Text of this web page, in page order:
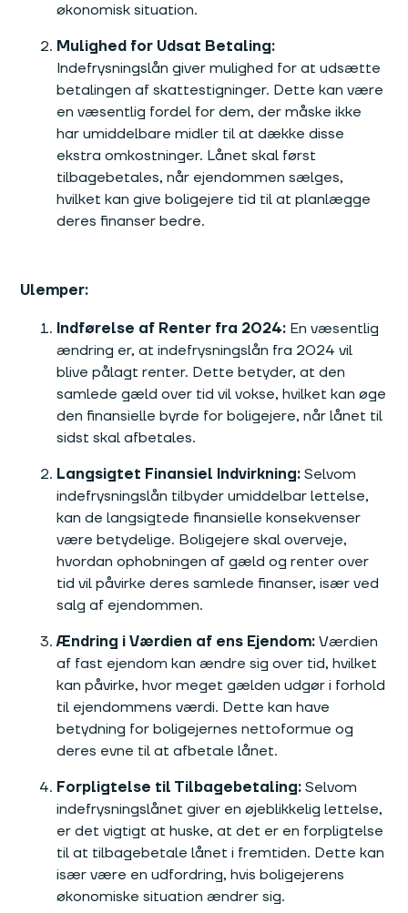
økonomisk situation.
Mulighed for Udsat Betaling:
Indefrysningslån giver mulighed for at udsætte
betalingen af skattestigninger. Dette kan være
en væsentlig fordel for dem, der måske ikke
har umiddelbare midler til at dække disse
ekstra omkostninger. Lånet skal først
tilbagebetales, når ejendommen sælges,
hvilket kan give boligejere tid til at planlægge
deres finanser bedre.
Ulemper:
Indførelse af Renter fra 2024: En væsentlig
ændring er, at indefrysningslån fra 2024 vil
blive pålagt renter. Dette betyder, at den
samlede gæld over tid vil vokse, hvilket kan øge
den finansielle byrde for boligejere, når lånet til
sidst skal afbetales.
Langsigtet Finansiel Indvirkning:Selvom
indefrysningslån tilbyder umiddelbar lettelse,
kan de langsigtede finansielle konsekvenser
være betydelige. Boligejere skal overveje,
hvordan ophobningen af gæld og renter over
tid vil påvirke deres samlede finanser, især ved
salg af ejendommen.
Ændring i Værdien af ens Ejendom:Værdien
af fast ejendom kan ændre sig over tid, hvilket
kan påvirke, hvor meget gælden udgør i forhold
til ejendommens værdi. Dette kan have
betydning for boligejernes nettoformue og
deres evne til at afbetale lånet.
Forpligtelse til Tilbagebetaling: Selvom
indefrysningslånet giver en øjeblikkelig lettelse,
er det vigtigt at huske, at det er en forpligtelse
til at tilbagebetale lånet i fremtiden. Dette kan
især være en udfordring, hvis boligejerens
økonomiske situation ændrer sig.